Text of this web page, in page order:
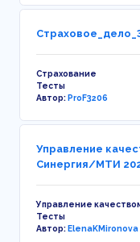
Страхование
Тесты
Автор:ProF3206
Управление
Синергия/МТИ
Управление
Тесты
Автор:ElenaKMironova